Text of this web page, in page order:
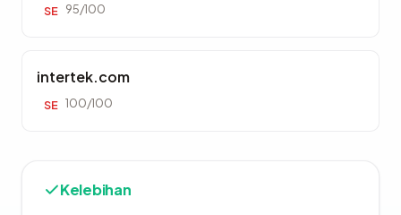
SE 95/100
intertek.com
SE 100/100
Kelebihan